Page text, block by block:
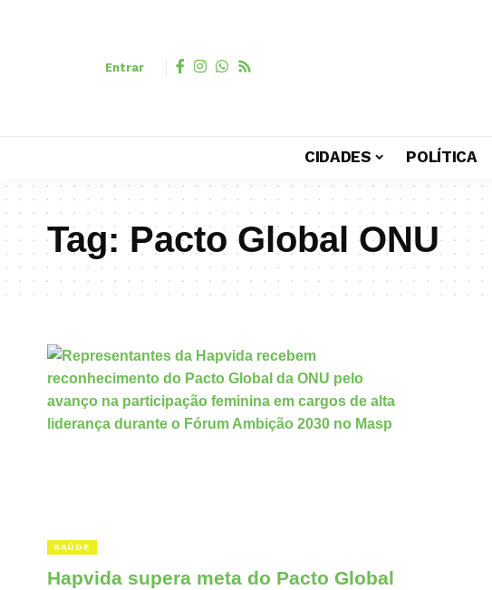
Entrar
CIDADES POLÍTICA
Tag:Pacto Global ONU
SAÚDE
Hapvida supera meta do Pacto Global